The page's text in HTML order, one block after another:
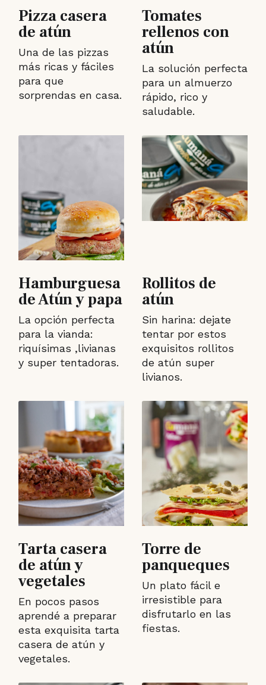
Pizza casera
de atún
Una de las pizzas
más ricas y fáciles
para que
sorprendas en casa.
Tomates
rellenos con
atún
La solución perfecta
para un almuerzo
rápido, rico y
saludable.
Hamburguesa
de Atún y papa
La opción perfecta
para la vianda:
riquísimas ,livianas
y super tentadoras.
Rollitos de
atún
Sin harina: dejate
tentar por estos
exquisitos rollitos
de atún super
livianos.
Tarta casera
de atún y
vegetales
En pocos pasos
aprendé a preparar
esta exquisita tarta
casera de atún y
vegetales.
Torre de
panqueques
Un plato fácil e
irresistible para
disfrutarlo en las
fiestas.